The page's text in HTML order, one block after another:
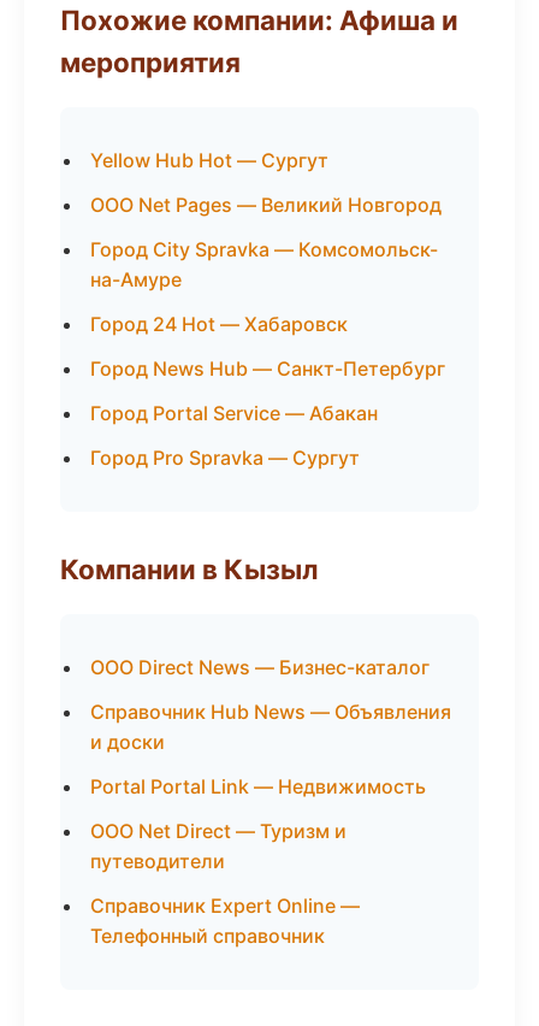
Похожие компании: Афиша и
мероприятия
Yellow Hub Hot — Сургут
ООО Net Pages — Великий Новгород
Город City Spravka — Комсомольск-
на-Амуре
Город 24 Hot — Хабаровск
Город News Hub — Санкт-Петербург
Город Portal Service — Абакан
Город Pro Spravka — Сургут
Компании в Кызыл
ООО Direct News — Бизнес-каталог
Справочник Hub News — Объявления
и доски
Portal Portal Link — Недвижимость
ООО Net Direct — Туризм и
путеводители
Справочник Expert Online —
Телефонный справочник